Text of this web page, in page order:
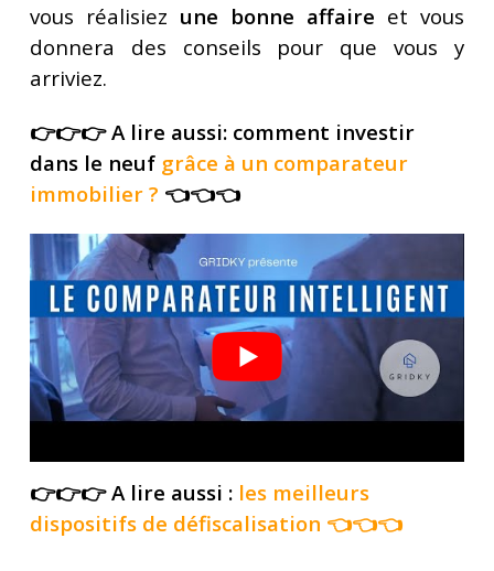
vous réalisiez une bonne affaire et vous
donnera des conseils pour que vous y
arriviez.
👉👉👉 A lire aussi: comment investir
dans le neuf grâce à un comparateur
immobilier? 👈👈👈
👉👉👉 A lire aussi : les meilleurs
dispositifs de défiscalisation 👈👈👈